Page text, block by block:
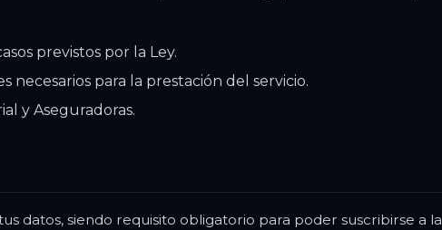
previstos por la Ley.
necesarios para la prestación del servicio.
y Aseguradoras.
datos, siendo requisito obligatorio para poder suscribirse a la